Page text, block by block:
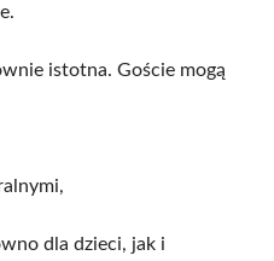
istotna. Goście mogą
dla dzieci, jak i